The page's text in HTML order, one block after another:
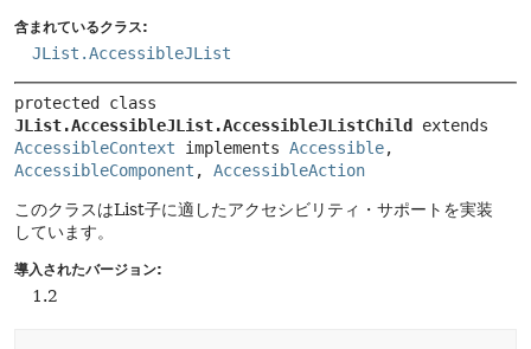
含まれているクラス:
JList.AccessibleJList
JList.AccessibleJList.AccessibleJListChild
AccessibleContext implements Accessible
AccessibleComponent , AccessibleAction
このクラスはList子に適したアクセシビリティ・サポートを実装
しています。
導入されたバージョン:
1.2